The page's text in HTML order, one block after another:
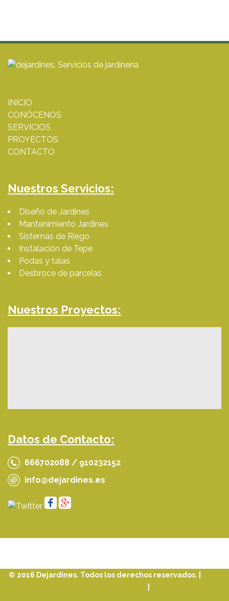
INICIO
CONÓCENOS
SERVICIOS
PROYECTOS
CONTACTO
Nuestros Servicios:
Diseño de Jardines
Mantenimiento Jardines
Sistemas de Riego
Instalación de Tepe
Podas y talas
Desbroce de parcelas
Nuestros Proyectos:
Datos de Contacto:
666702088 / 910232152
info@dejardines.es
© 2016 Dejardines. Todos los derechos reservados. |